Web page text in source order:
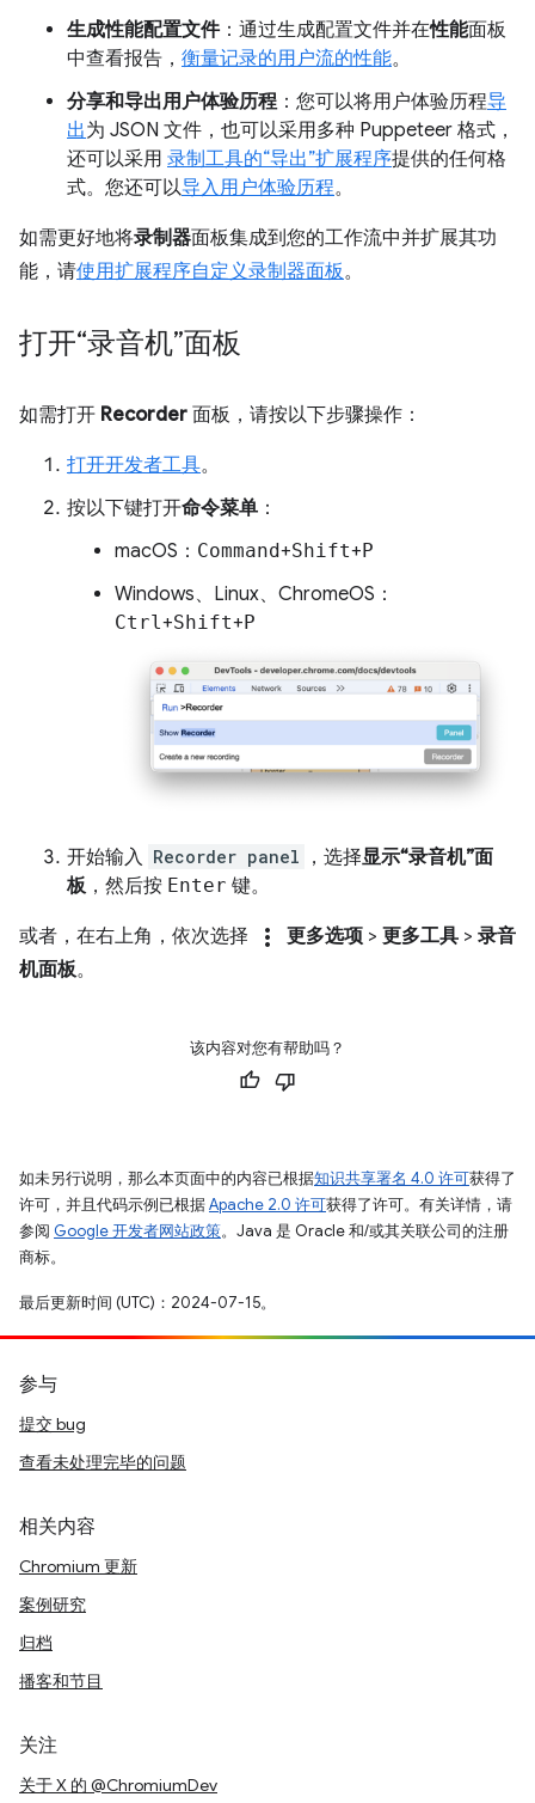
生成性能配置文件：通过生成配置文件并在性能面板
中查看报告， 衡量记录的用户流的性能。
分享和导出用户体验历程：您可以将用户体验历程导
出为 JSON 文件，也可以采用多种 Puppeteer 格式，
还可以采用 录制工具的“导出”扩展程序提供的任何格
式。您还可以导入用户体验历程。
如需更好地将录制器面板集成到您的工作流中并扩展其功
能，请使用扩展程序自定义录制器面板。
打开“录音机”面板
如需打开 Recorder 面板，请按以下步骤操作：
打开开发者工具。
按以下键打开命令菜单 ：
macOS： Command+Shift+P
Windows、Linux、ChromeOS：
Ctrl+Shift+P
开始输入 Recorder panel ，选择显示“录音机”面
板 ，然后按 Enter 键。
或者，在右上角，依次选择 more_vert 更多选项 > 更多工具 > 录音
机面板。
该内容对您有帮助吗？
如未另行说明，那么本页面中的内容已根据知识共享署名 4.0 许可获得了
许可，并且代码示例已根据Apache 2.0 许可获得了许可。有关详情，请
参阅 Google 开发者网站政策。Java 是 Oracle 和/或其关联公司的注册
商标。
最后更新时间 (UTC)：2024-07-15。
参与
提交 bug
查看未处理完毕的问题
相关内容
Chromium 更新
案例研究
归档
播客和节目
关注
关于 X 的 @ChromiumDev